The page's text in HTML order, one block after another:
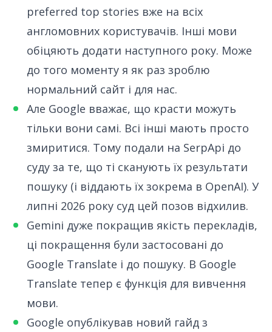
preferred top stories вже на всіх
англомовних користувачів. Інші мови
обіцяють додати наступного року. Може
до того моменту я як раз зроблю
нормальний сайт і для нас.
Але Google вважає, що красти можуть
тільки вони самі. Всі інші мають просто
змиритися. Тому подали на SerpApi до
суду за те, що ті сканують їх результати
пошуку (і віддають їх зокрема в OpenAI). У
липні 2026 року суд цей позов відхилив.
Gemini дуже покращив якість перекладів,
ці покращення були застосовані до
Google Translate і до пошуку. В Google
Translate тепер є функція для вивчення
мови.
Google опублікував новий гайд з